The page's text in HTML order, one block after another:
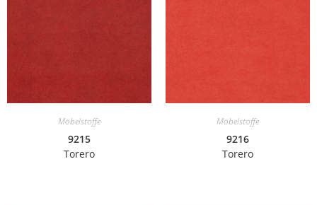
Möbelstoffe
9215
Torero
Möbelstoffe
9216
Torero